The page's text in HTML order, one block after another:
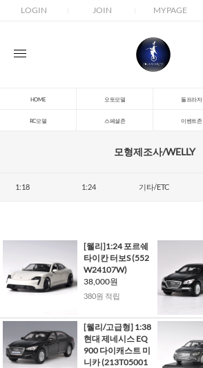
LOGIN JOIN MYPAGE
HOME 오토모델 돌프라자
RC모델 스페셜존 이벤트존
모형제조사/WELLY
1:18 1:24 기타/ETC
[웰리]1:24 포르쉐
타이칸 터보S (552
W24107W)
38,000원
380원 적립
[웰리/고급형] 1:38
현대 제네시스 EQ
900 다이캐스트 미
니카 (213T05001